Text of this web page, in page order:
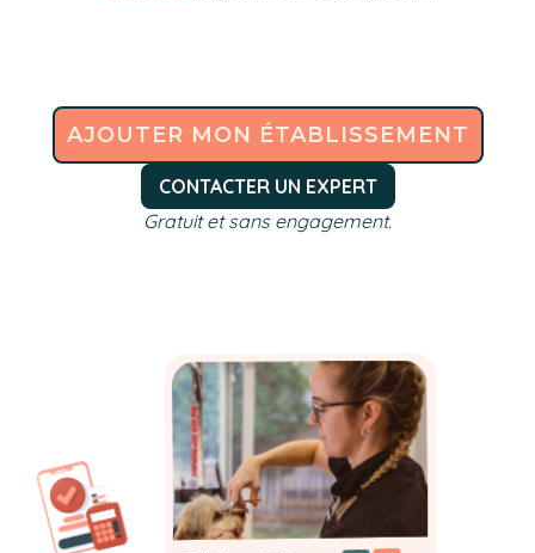
AJOUTER MON ÉTABLISSEMENT
CONTACTER UN EXPERT
Gratuit et sans engagement.